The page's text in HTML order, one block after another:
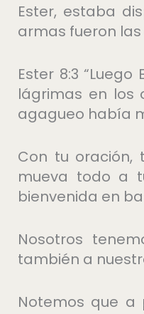
Ester, estaba
armas fueron
Ester 8:3
lágrimas en los
agagueo había
Con tu oración,
mueva todo a
bienvenida en
Nosotros
también a
Notemos que